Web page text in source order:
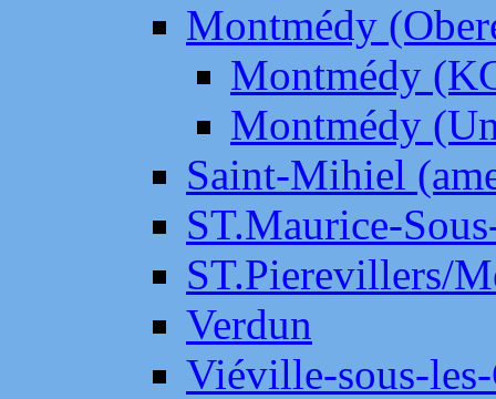
Montmédy
Montmédy
Montmédy
Saint-Mihiel
ST.Maurice-
ST.Pierevillers/
Verdun
Viéville-sous-